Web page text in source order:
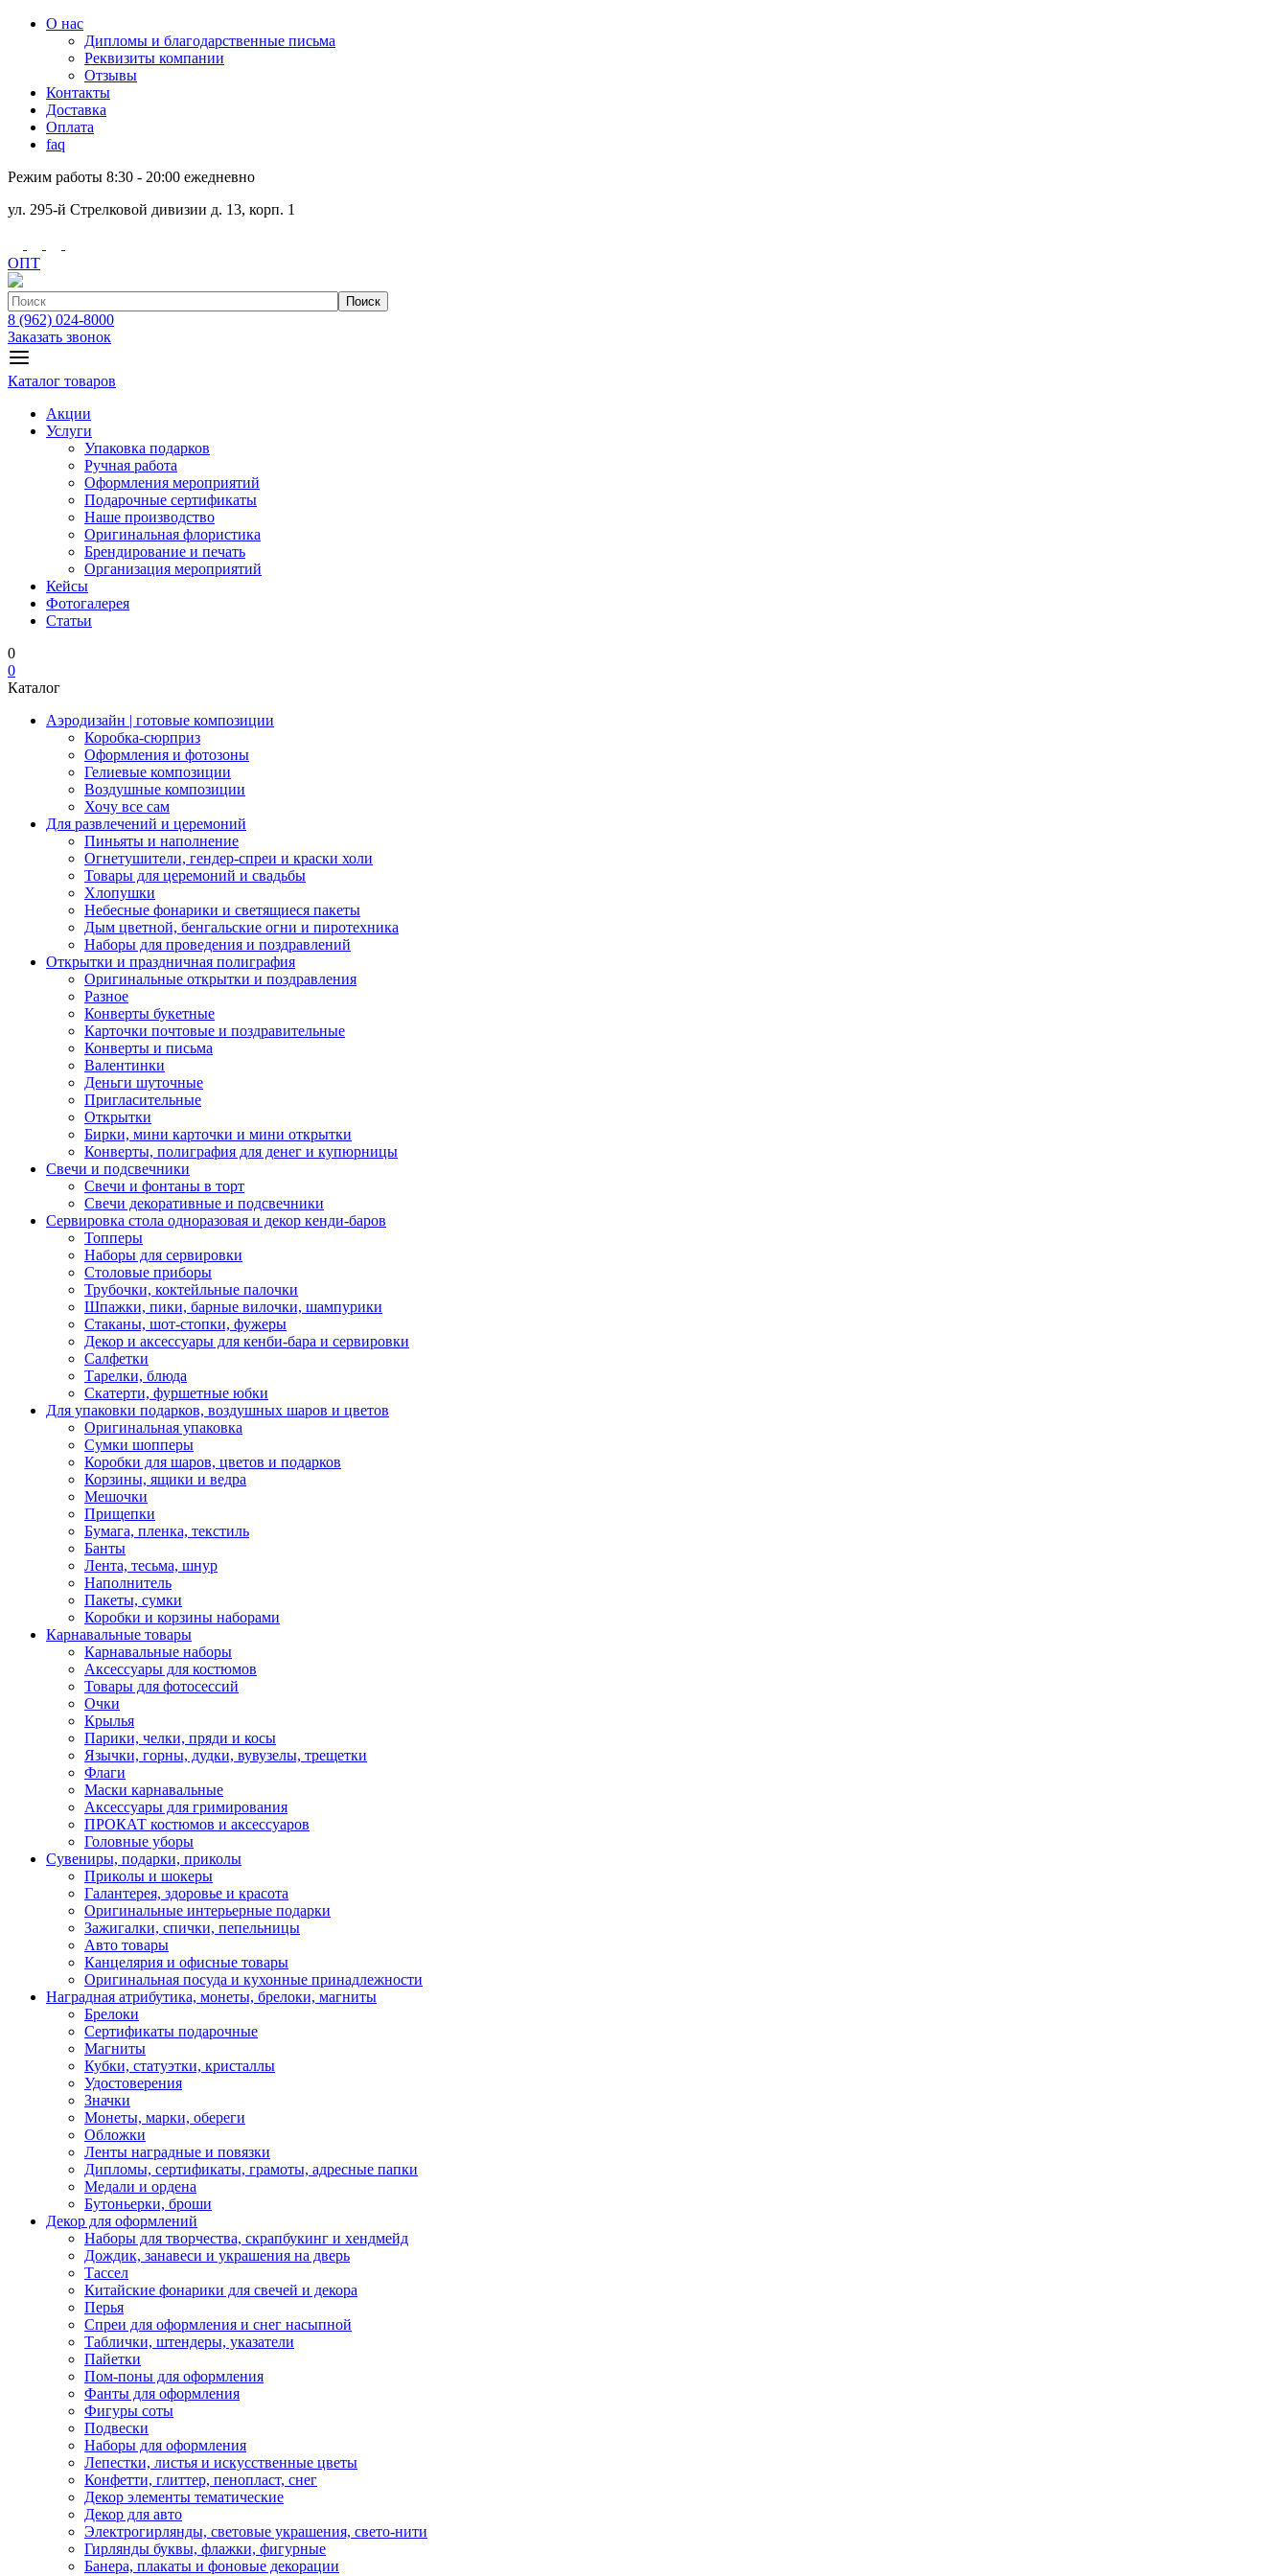
О нас
Дипломы и благодарственные письма
Реквизиты компании
Отзывы
Контакты
Доставка
Оплата
faq
Режим работы 8:30 - 20:00 ежедневно
ул. 295-й Стрелковой дивизии д. 13, корп. 1
ОПТ
Поиск
8 (962) 024-8000
Заказать звонок
Каталог товаров
Акции
Услуги
Упаковка подарков
Ручная работа
Оформления мероприятий
Подарочные сертификаты
Наше производство
Оригинальная флористика
Брендирование и печать
Организация мероприятий
Кейсы
Фотогалерея
Статьи
0
0
Каталог
Аэродизайн | готовые композиции
Коробка-сюрприз
Оформления и фотозоны
Гелиевые композиции
Воздушные композиции
Хочу все сам
Для развлечений и церемоний
Пиньяты и наполнение
Огнетушители, гендер-спреи и краски холи
Товары для церемоний и свадьбы
Хлопушки
Небесные фонарики и светящиеся пакеты
Дым цветной, бенгальские огни и пиротехника
Наборы для проведения и поздравлений
Открытки и праздничная полиграфия
Оригинальные открытки и поздравления
Разное
Конверты букетные
Карточки почтовые и поздравительные
Конверты и письма
Валентинки
Деньги шуточные
Пригласительные
Открытки
Бирки, мини карточки и мини открытки
Конверты, полиграфия для денег и купюрницы
Свечи и подсвечники
Свечи и фонтаны в торт
Свечи декоративные и подсвечники
Сервировка стола одноразовая и декор кенди-баров
Топперы
Наборы для сервировки
Столовые приборы
Трубочки, коктейльные палочки
Шпажки, пики, барные вилочки, шампурики
Стаканы, шот-стопки, фужеры
Декор и аксессуары для кенби-бара и сервировки
Салфетки
Тарелки, блюда
Скатерти, фуршетные юбки
Для упаковки подарков, воздушных шаров и цветов
Оригинальная упаковка
Сумки шопперы
Коробки для шаров, цветов и подарков
Корзины, ящики и ведра
Мешочки
Прищепки
Бумага, пленка, текстиль
Банты
Лента, тесьма, шнур
Наполнитель
Пакеты, сумки
Коробки и корзины наборами
Карнавальные товары
Карнавальные наборы
Аксессуары для костюмов
Товары для фотосессий
Очки
Крылья
Парики, челки, пряди и косы
Язычки, горны, дудки, вувузелы, трещетки
Флаги
Маски карнавальные
Аксессуары для гримирования
ПРОКАТ костюмов и аксессуаров
Головные уборы
Сувениры, подарки, приколы
Приколы и шокеры
Галантерея, здоровье и красота
Оригинальные интерьерные подарки
Зажигалки, спички, пепельницы
Авто товары
Канцелярия и офисные товары
Оригинальная посуда и кухонные принадлежности
Наградная атрибутика, монеты, брелоки, магниты
Брелоки
Сертификаты подарочные
Магниты
Кубки, статуэтки, кристаллы
Удостоверения
Значки
Монеты, марки, обереги
Обложки
Ленты наградные и повязки
Дипломы, сертификаты, грамоты, адресные папки
Медали и ордена
Бутоньерки, броши
Декор для оформлений
Наборы для творчества, скрапбукинг и хендмейд
Дождик, занавеси и украшения на дверь
Тассел
Китайские фонарики для свечей и декора
Перья
Спреи для оформления и снег насыпной
Таблички, штендеры, указатели
Пайетки
Пом-поны для оформления
Фанты для оформления
Фигуры соты
Подвески
Наборы для оформления
Лепестки, листья и искусственные цветы
Конфетти, глиттер, пенопласт, снег
Декор элементы тематические
Декор для авто
Электрогирлянды, световые украшения, свето-нити
Гирлянды буквы, флажки, фигурные
Банера, плакаты и фоновые декорации